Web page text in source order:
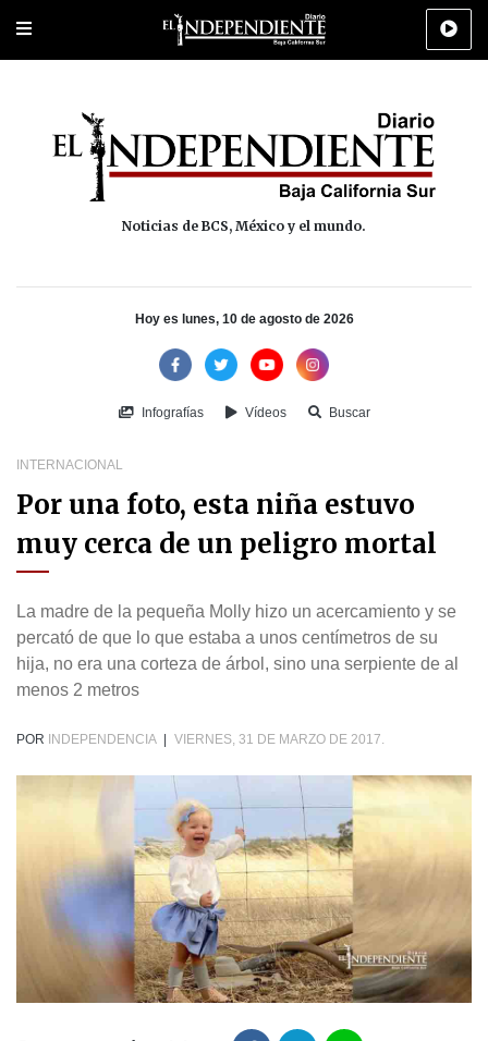
Portada Los Cabos Policiaca Deportes Cultura
Noticias de BCS, México y el mundo.
Hoy es lunes, 10 de agosto de 2026
Infografías Vídeos Buscar
INTERNACIONAL
Por una foto, esta niña estuvo
muy cerca de un peligro mortal
La madre de la pequeña Molly hizo un acercamiento y se
percató de que lo que estaba a unos centímetros de su
hija, no era una corteza de árbol, sino una serpiente de al
menos 2 metros
POR INDEPENDENCIA VIERNES, 31 DE MARZO DE 2017.